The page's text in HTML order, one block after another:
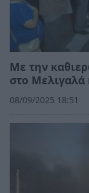
Με την
στο Μελιγαλά
08/09/2025 18:51